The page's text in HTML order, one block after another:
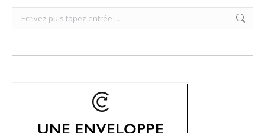
Search: